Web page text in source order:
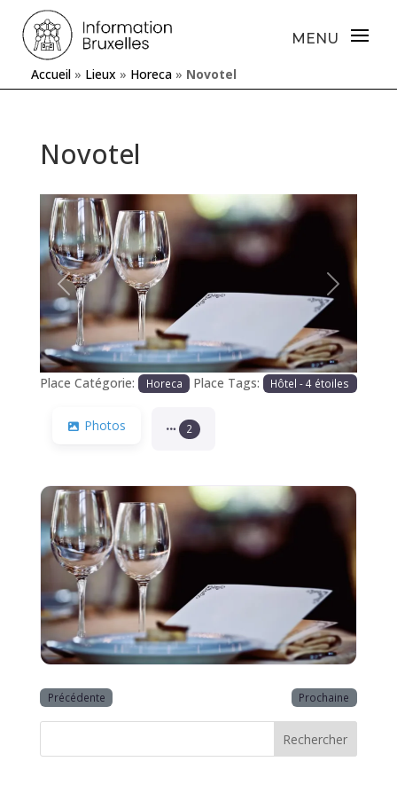
Accueil » Lieux » Horeca » Novotel
Novotel
Précédente Prochaine
Place Catégorie: Horeca Place Tags: Hôtel - 4 étoiles
Photos 2
Précédente Prochaine
Rechercher